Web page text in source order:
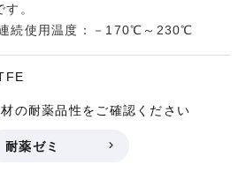
。
続使用温度：－170℃～230℃
の耐薬品性をご確認ください
耐薬ゼミ